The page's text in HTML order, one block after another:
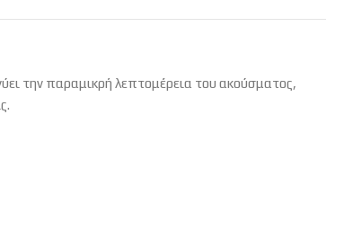
την παραμικρή λεπτομέρεια του ακούσματος,